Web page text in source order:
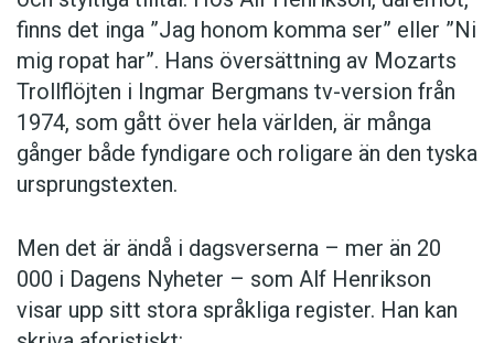
finns det inga ”Jag honom komma ser” eller ”Ni
mig ropat har”. Hans översättning av Mozarts
Trollflöjten i Ingmar Bergmans tv-version från
1974, som gått över hela världen, är många
gånger både fyndigare och roligare än den tyska
ursprungstexten.
Men det är ändå i dagsverserna – mer än 20
000 i Dagens Nyheter – som Alf Henrikson
visar upp sitt stora språkliga register. Han kan